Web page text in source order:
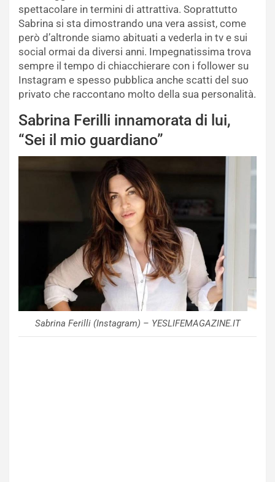
spettacolare in termini di attrattiva. Soprattutto
Sabrina si sta dimostrando una vera assist, come
però d’altronde siamo abituati a vederla in tv e sui
social ormai da diversi anni. Impegnatissima trova
sempre il tempo di chiacchierare con i follower su
Instagram e spesso pubblica anche scatti del suo
privato che raccontano molto della sua personalità.
Sabrina Ferilli innamorata di lui,
“Sei il mio guardiano”
Sabrina Ferilli (Instagram) – YESLIFEMAGAZINE.IT